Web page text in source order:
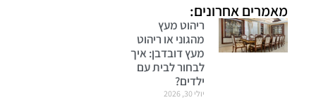
מאמרים אחרונים:
ריהוט מעץ
מהגוני או ריהוט
מעץ דובדבן: איך
לבחור לבית עם
ילדים?
יולי 30, 2026